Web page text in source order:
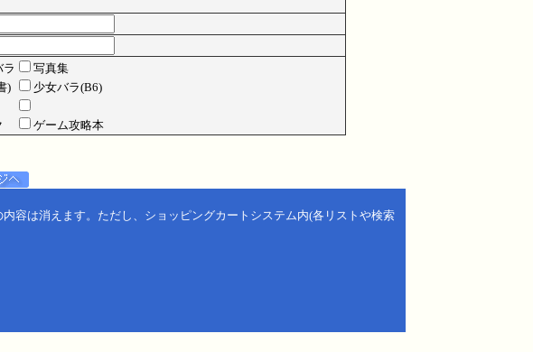
ラ
写真集
)
少女バラ(B6)
ゲーム攻略本
容は消えます。ただし、ショッピングカートシステム内(各リストや検索